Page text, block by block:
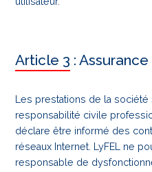
Article 3 :
Les prestations de la
responsabilité civile
déclare être informé des
réseaux Internet. LyFEL ne
responsable de